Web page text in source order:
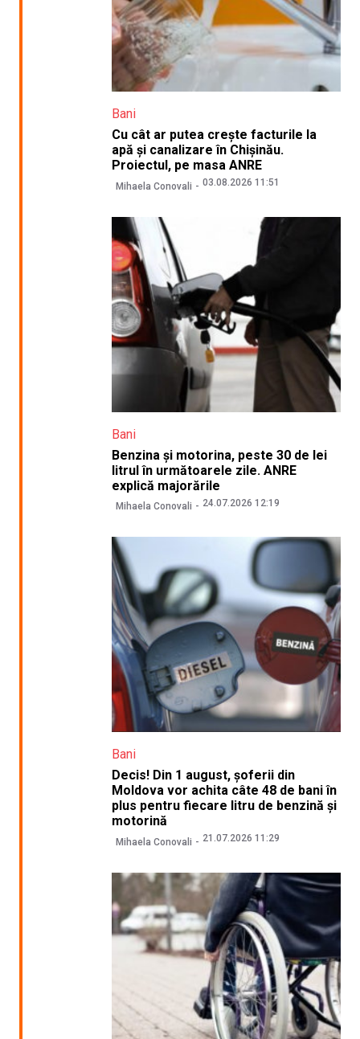
Bani
Cu cât ar putea crește facturile la
apă și canalizare în Chișinău.
Proiectul, pe masa ANRE
Mihaela Conovali 03.08.2026 11:51
Bani
Benzina și motorina, peste 30 de lei
litrul în următoarele zile. ANRE
explică majorările
Mihaela Conovali 24.07.2026 12:19
Bani
Decis! Din 1 august, șoferii din
Moldova vor achita câte 48 de bani în
plus pentru fiecare litru de benzină și
motorină
Mihaela Conovali 21.07.2026 11:29